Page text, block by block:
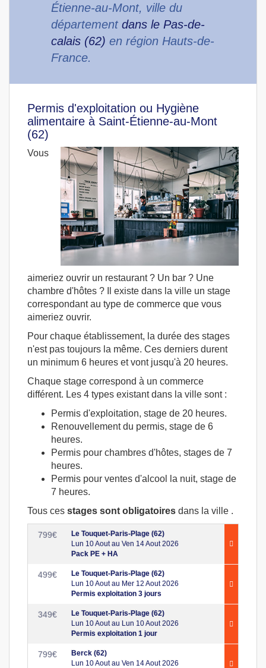
Étienne-au-Mont, ville du
département dans le Pas-de-
calais (62) en région Hauts-de-
France.
Permis d'exploitation ou Hygiène
alimentaire à Saint-Étienne-au-Mont
(62)
Vous
aimeriez ouvrir un restaurant ? Un bar ? Une
chambre d'hôtes ? Il existe dans la ville un stage
correspondant au type de commerce que vous
aimeriez ouvrir.
Pour chaque établissement, la durée des stages
n'est pas toujours la même. Ces derniers durent
un minimum 6 heures et vont jusqu'à 20 heures.
Chaque stage correspond à un commerce
différent. Les 4 types existant dans la ville sont :
Permis d'exploitation, stage de 20 heures.
Renouvellement du permis, stage de 6
heures.
Permis pour chambres d'hôtes, stages de 7
heures.
Permis pour ventes d'alcool la nuit, stage de
7 heures.
Tous ces stages sont obligatoires dans la ville .
799€
Le Touquet-Paris-Plage (62)
Lun 10 Aout au Ven 14 Aout 2026
Pack PE + HA
499€
Le Touquet-Paris-Plage (62)
Lun 10 Aout au Mer 12 Aout 2026
Permis exploitation 3 jours
349€
Le Touquet-Paris-Plage (62)
Lun 10 Aout au Lun 10 Aout 2026
Permis exploitation 1 jour
799€
Berck (62)
Lun 10 Aout au Ven 14 Aout 2026